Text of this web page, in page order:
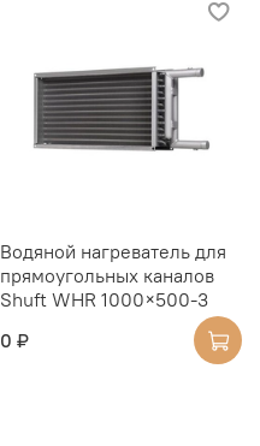
Водяной нагреватель для
прямоугольных каналов
Shuft WHR 1000×500-3
0 ₽